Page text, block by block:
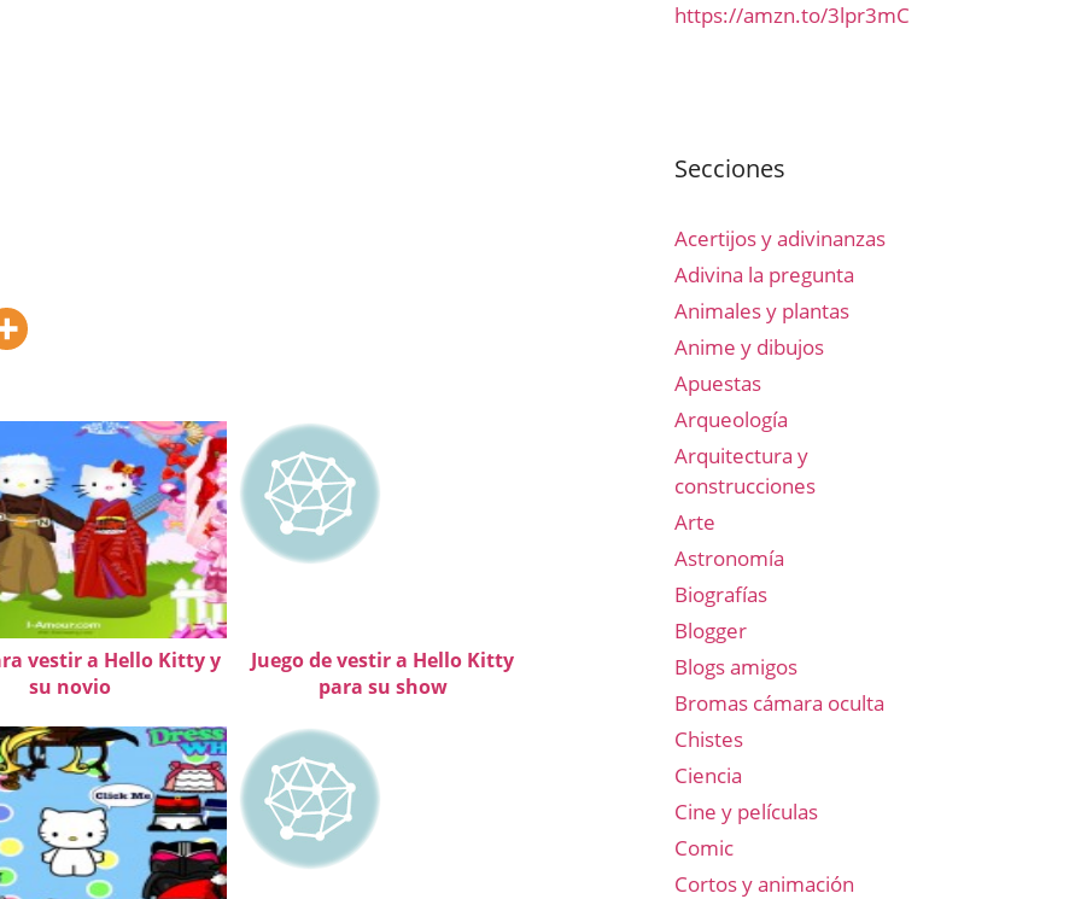
vestir a Hello Kitty y
su novio
Juego de vestir a Hello Kitty
para su show
https://amzn.to/3lpr3mC
Secciones
Acertijos y adivinanzas
Adivina la pregunta
Animales y plantas
Anime y dibujos
Apuestas
Arqueología
Arquitectura y
construcciones
Arte
Astronomía
Biografías
Blogger
Blogs amigos
Bromas cámara oculta
Chistes
Ciencia
Cine y películas
Comic
Cortos y animación